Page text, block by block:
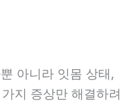
아니라 잇몸 상태,
지 증상만 해결하려